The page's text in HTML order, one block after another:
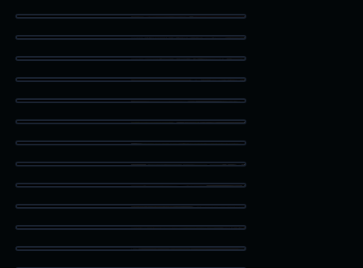
Storage Office
Single Family Home
Master Bedroom
Modern Living Room
Soaking Tub
Rustic Twilight Home
Modern Kitchen
Media Space
Gated Entrance
Recreational Area
Modern Commercial
A Frame Cabin